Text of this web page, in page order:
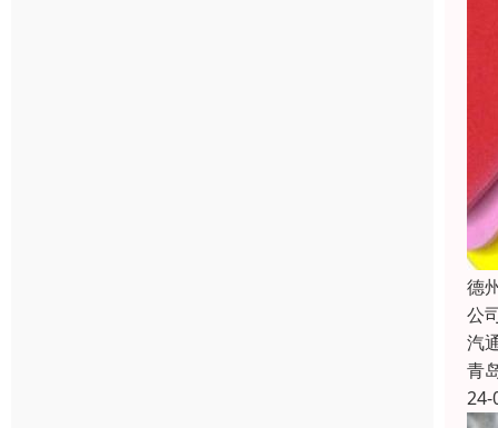
德
公
汽
青
24-